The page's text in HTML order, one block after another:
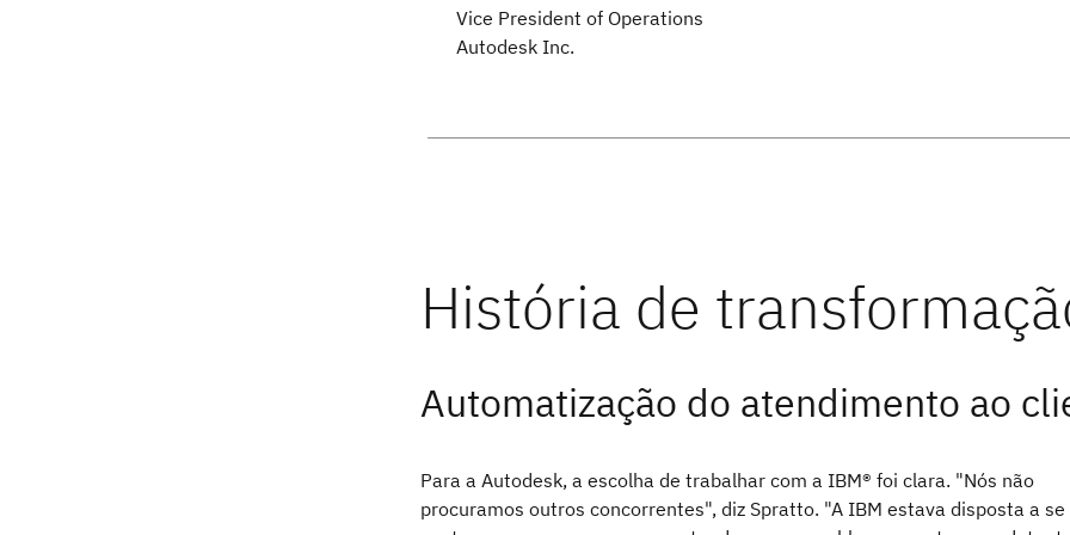
Vice President of Operations
Autodesk Inc.
Automatização do atendimento ao
Para a Autodesk, a escolha de trabalhar com a IBM® foi clara. "Nós não
procuramos outros concorrentes", diz Spratto. "A IBM estava disposta a se